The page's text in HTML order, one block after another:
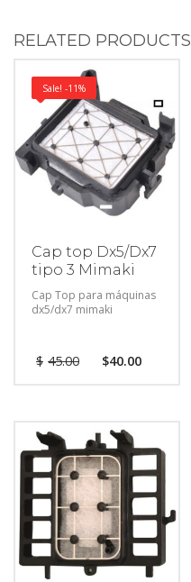
RELATED PRODUCTS
Sale! -11%
Cap top Dx5/Dx7
tipo 3 Mimaki
Cap Top para máquinas
dx5/dx7 mimaki
$ 45.00 $40.00